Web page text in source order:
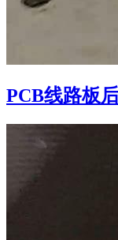
PCB线路板